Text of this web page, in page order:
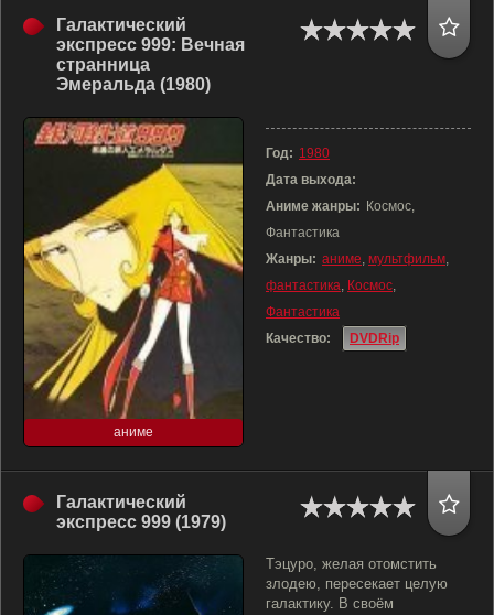
Галактический
экспресс 999: Вечная
странница
Эмеральда (1980)
аниме
Год: 1980
Дата выхода:
Аниме жанры: Космос,
Фантастика
Жанры: аниме, мультфильм,
фантастика, Космос,
Фантастика
Качество:
DVDRip
Галактический
экспресс 999 (1979)
Тэцуро, желая отомстить
злодею, пересекает целую
галактику. В своём